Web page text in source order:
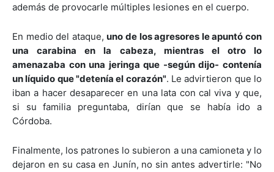
además de provocarle múltiples lesiones en el cuerpo.
En medio del ataque,uno de los agresores le apuntó con
una carabina en la cabeza, mientras el otro lo
amenazaba con una jeringa que -según dijo- contenía
un líquido que "detenía el corazón". Le advirtieron que lo
iban a hacer desaparecer en una lata con cal viva y que,
si su familia preguntaba, dirían que se había ido a
Córdoba.
Finalmente, los patrones lo subieron a una camioneta y lo
dejaron en su casa en Junín, no sin antes advertirle: "No